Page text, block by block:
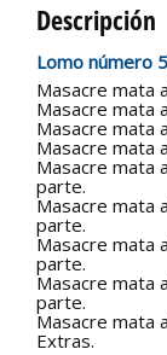
Descripción
Lomo número
Masacre mata
Masacre mata
Masacre mata
Masacre mata
Masacre mata
parte.
Masacre mata
parte.
Masacre mata
parte.
Masacre mata
parte.
Masacre mata
Extras.